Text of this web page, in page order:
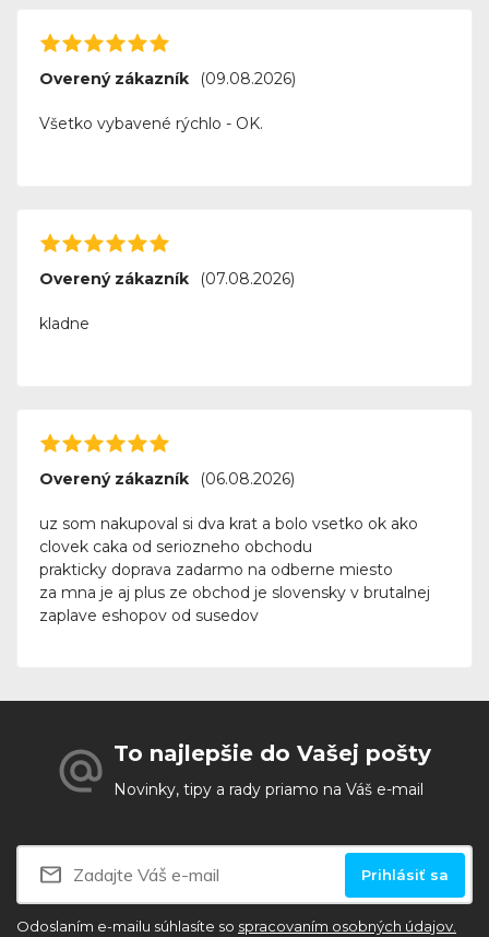
Overený zákazník (09.08.2026)
Všetko vybavené rýchlo - OK.
Overený zákazník (07.08.2026)
kladne
Overený zákazník (06.08.2026)
uz som nakupoval si dva krat a bolo vsetko ok ako
clovek caka od seriozneho obchodu
prakticky doprava zadarmo na odberne miesto
za mna je aj plus ze obchod je slovensky v brutalnej
zaplave eshopov od susedov
To najlepšie do Vašej pošty
Novinky, tipy a rady priamo na Váš e-mail
Prihlásiť sa
Odoslaním e-mailu súhlasíte so spracovaním osobných údajov.